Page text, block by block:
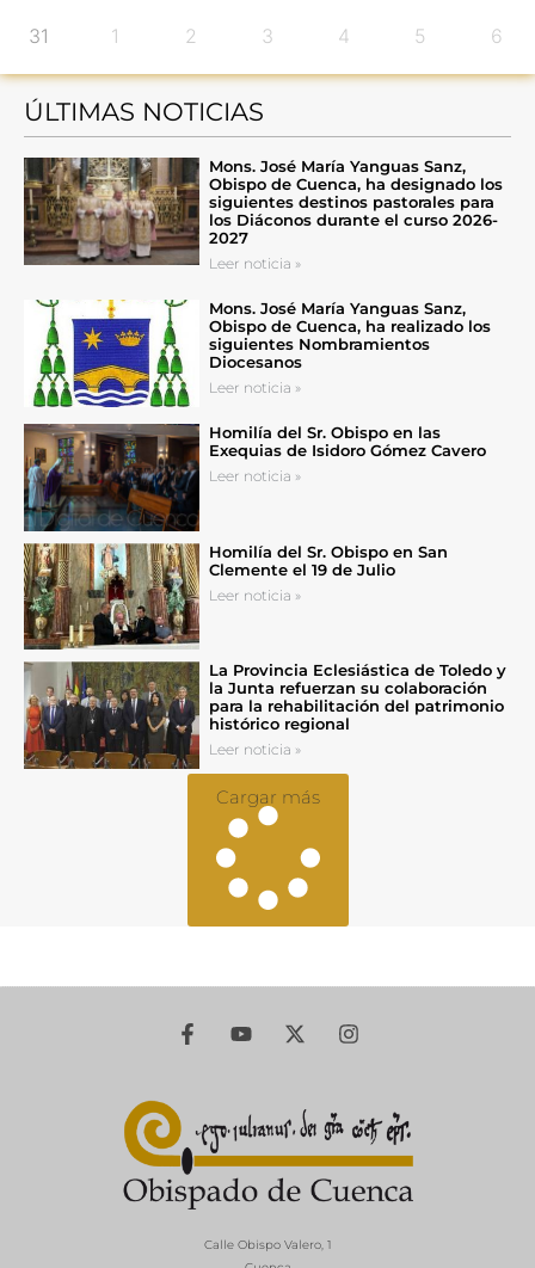
31 1 2 3 4 5 6
ÚLTIMAS NOTICIAS
Mons. José María Yanguas Sanz,
Obispo de Cuenca, ha designado los
siguientes destinos pastorales para
los Diáconos durante el curso 2026-
2027
Leer noticia »
Mons. José María Yanguas Sanz,
Obispo de Cuenca, ha realizado los
siguientes Nombramientos
Diocesanos
Leer noticia »
Homilía del Sr. Obispo en las
Exequias de Isidoro Gómez Cavero
Leer noticia »
Homilía del Sr. Obispo en San
Clemente el 19 de Julio
Leer noticia »
La Provincia Eclesiástica de Toledo y
la Junta refuerzan su colaboración
para la rehabilitación del patrimonio
histórico regional
Leer noticia »
Cargar más
Calle Obispo Valero, 1